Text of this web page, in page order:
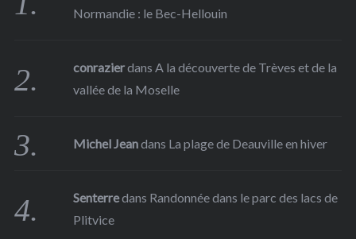
Normandie : le Bec-Hellouin
conrazierdansA la découverte de Trèves et de la
vallée de la Moselle
Michel Jeandans La plage de Deauville en hiver
Senterredans Randonnée dans le parc des lacs de
Plitvice